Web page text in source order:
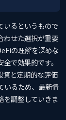
いるというもので
わせた選択が重要
の理解を深めな
で効果的です。
資と定期的な評価
いるため、最新情
を調整していきま